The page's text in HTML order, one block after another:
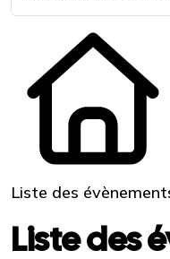
Liste des
Liste des